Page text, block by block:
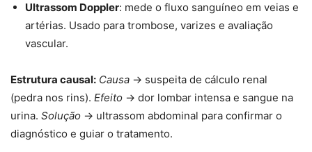
Ultrassom Doppler: mede o fluxo sanguíneo em veias e
artérias. Usado para trombose, varizes e avaliação
vascular.
Estrutura causal: Causa → suspeita de cálculo renal
(pedra nos rins). Efeito → dor lombar intensa e sangue na
urina. Solução → ultrassom abdominal para confirmar o
diagnóstico e guiar o tratamento.